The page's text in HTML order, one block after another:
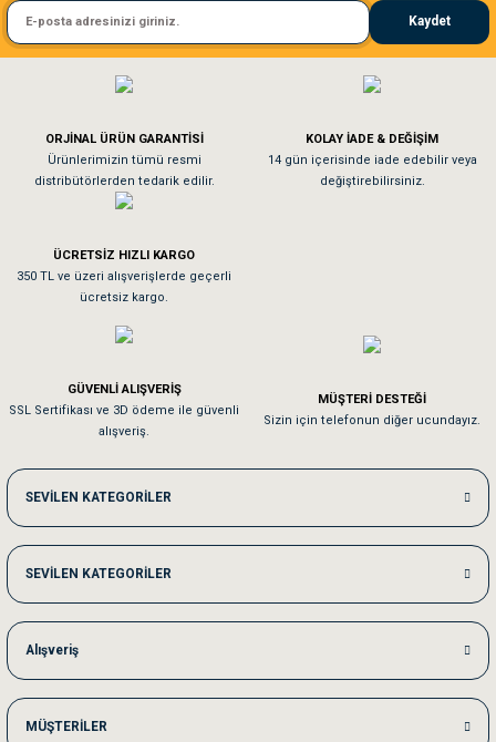
Gönder
El**** Ek******
Köpeğim bayıldı hediyeler için teşekkürler
As**** Tu******
Tavşanım kafesinin kalitesine ve paketlemesine bayıldım
Sa**** On******
Kedilerim beğeniyorlar. Memnunuz. Uygun fiyatta olması iyi.
Me***** Ya******
Akşam verdiğim sipariş bir sonraki gün elime ulaştı. Jack russell köpeğim
Ka***** Ar******
Ufak bir sorun harici sorun olmadı sağolsunlar onuda hemen çözdüler
Kaydet
ORJİNAL ÜRÜN GARANTİSİ
Ürünlerimizin tümü resmi
distribütörlerden tedarik edilir.
KOLAY İADE & DEĞİŞİM
14 gün içerisinde iade edebilir veya
değiştirebilirsiniz.
ÜCRETSİZ HIZLI KARGO
350 TL ve üzeri alışverişlerde geçerli
ücretsiz kargo.
GÜVENLİ ALIŞVERİŞ
SSL Sertifikası ve 3D ödeme ile güvenli
alışveriş.
MÜŞTERİ DESTEĞİ
Sizin için telefonun diğer ucundayız.
SEVİLEN KATEGORİLER
SEVİLEN KATEGORİLER
Alışveriş
MÜŞTERİLER